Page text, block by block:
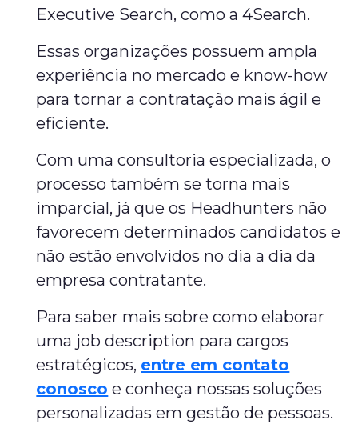
Executive Search, como a 4Search.
Essas organizações possuem ampla
experiência no mercado e know-how
para tornar a contratação mais ágil e
eficiente.
Com uma consultoria especializada, o
processo também se torna mais
imparcial, já que os Headhunters não
favorecem determinados candidatos e
não estão envolvidos no dia a dia da
empresa contratante.
Para saber mais sobre como elaborar
uma job description para cargos
estratégicos, entre em contato
conosco e conheça nossas soluções
personalizadas em gestão de pessoas.